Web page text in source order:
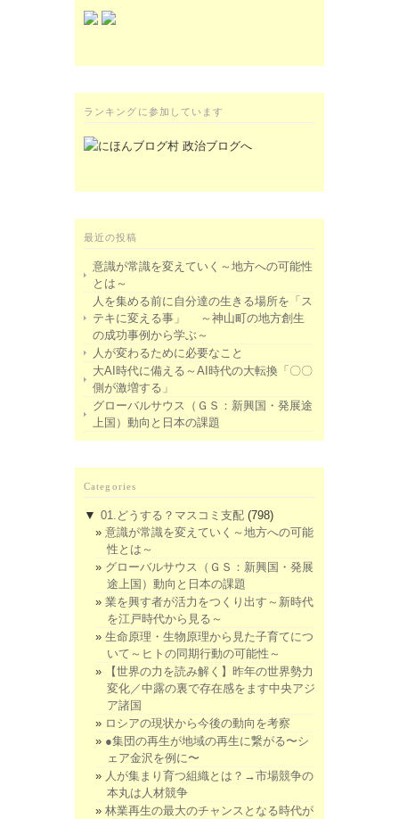
ランキングに参加しています
最近の投稿
意識が常識を変えていく～地方への可能性
とは～
人を集める前に自分達の生きる場所を「ス
テキに変える事」 ～神山町の地方創生
の成功事例から学ぶ～
人が変わるために必要なこと
大AI時代に備える～AI時代の大転換「〇〇
側が激増する」
グローバルサウス（ＧＳ：新興国・発展途
上国）動向と日本の課題
Categories
▼ 01.どうする？マスコミ支配 (798)
意識が常識を変えていく～地方への可能
性とは～
グローバルサウス（ＧＳ：新興国・発展
途上国）動向と日本の課題
業を興す者が活力をつくり出す～新時代
を江戸時代から見る～
生命原理・生物原理から見た子育てにつ
いて～ヒトの同期行動の可能性～
【世界の力を読み解く】昨年の世界勢力
変化／中露の裏で存在感をます中央アジ
ア諸国
ロシアの現状から今後の動向を考察
●集団の再生が地域の再生に繋がる〜シ
ェア金沢を例に〜
人が集まり育つ組織とは？→市場競争の
本丸は人材競争
林業再生の最大のチャンスとなる時代が